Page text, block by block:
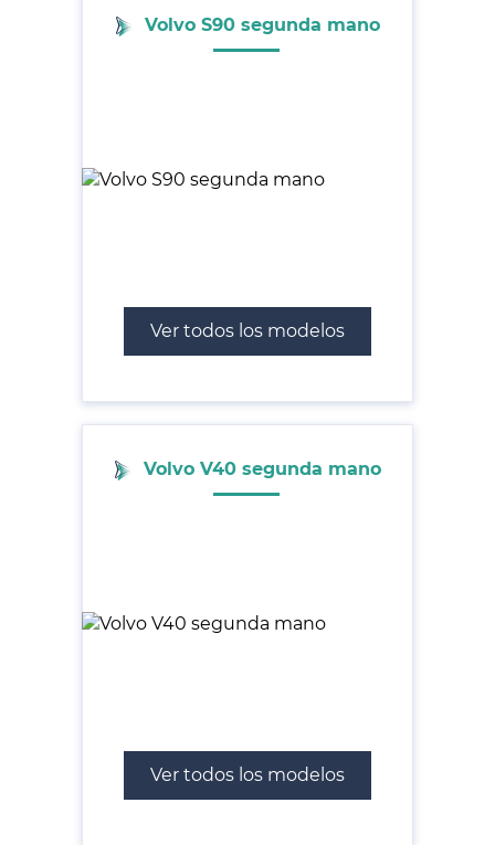
Volvo S90 segunda mano
Ver todos los modelos
Volvo V40 segunda mano
Ver todos los modelos